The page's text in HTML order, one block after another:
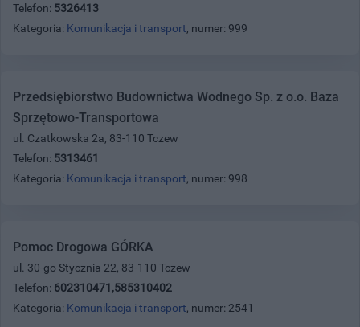
Telefon: 5326413
Kategoria: Komunikacja i transport, numer: 999
Przedsiębiorstwo Budownictwa Wodnego Sp. z o.o. Baza
Sprzętowo-Transportowa
ul. Czatkowska 2a, 83-110 Tczew
Telefon: 5313461
Kategoria: Komunikacja i transport, numer: 998
Pomoc Drogowa GÓRKA
ul. 30-go Stycznia 22, 83-110 Tczew
Telefon: 602310471,585310402
Kategoria: Komunikacja i transport, numer: 2541